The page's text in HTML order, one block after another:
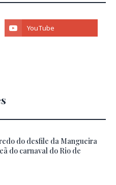
do desfile da Mangueira
do carnaval do Rio de